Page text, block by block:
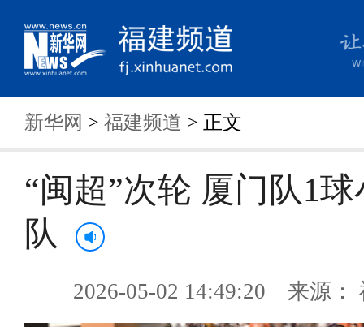
新华网 > 福建频道 > 正文
“闽超”次轮 厦门队1
队
2026-05-02 14:49:20 来源：